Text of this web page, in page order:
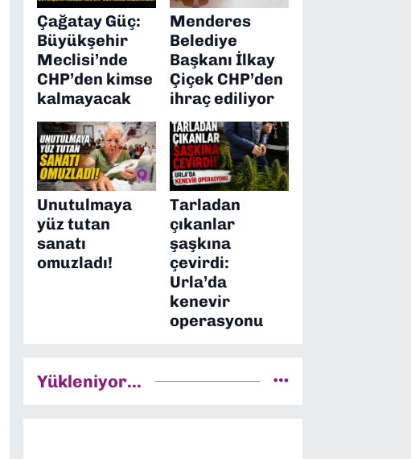
Çağatay Güç:
Büyükşehir
Meclisi’nde
CHP’den kimse
kalmayacak
Menderes
Belediye
Başkanı İlkay
Çiçek CHP’den
ihraç ediliyor
Unutulmaya
yüz tutan
sanatı
omuzladı!
Tarladan
çıkanlar
şaşkına
çevirdi:
Urla’da
kenevir
operasyonu
Yükleniyor...